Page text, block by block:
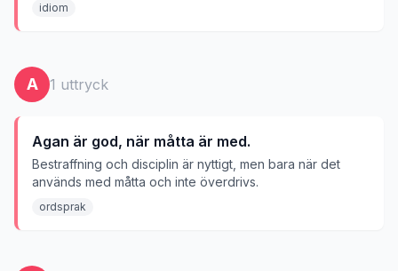
idiom
A 1 uttryck
Agan är god, när måtta är med.
Bestraffning och disciplin är nyttigt, men bara när det
används med måtta och inte överdrivs.
ordsprak